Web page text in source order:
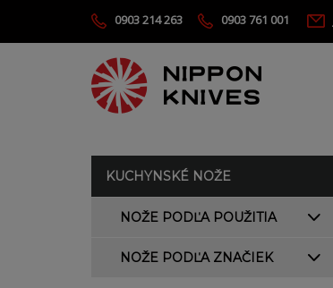
0903 214 263 0903 761 001
KUCHYNSKÉ NOŽE
NOŽE PODĽA POUŽITIA
NOŽE PODĽA ZNAČIEK